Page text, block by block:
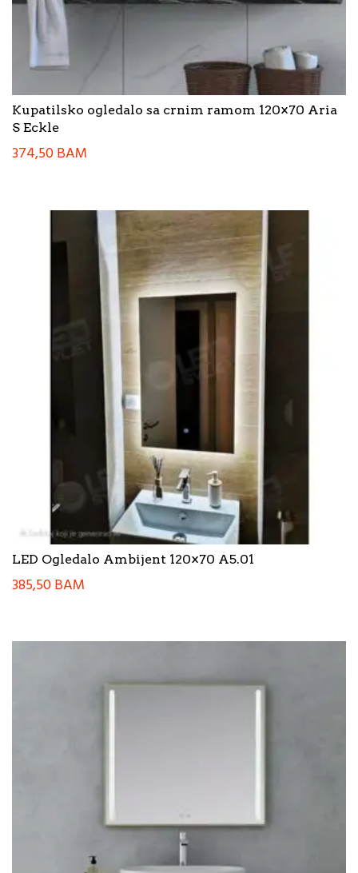
Kupatilsko ogledalo sa crnim ramom 120×70 Aria
S Eckle
374,50BAM
LED Ogledalo Ambijent 120×70 A5.01
385,50BAM